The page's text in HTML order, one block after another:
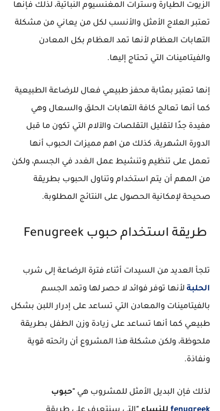
الزيوت الطيارة وسترات المغنسيوم النباتية، لذلك فإنها
تعتبر العلاج الأمثل والأنسب لكل من يعاني من مشكلة
التهابات العظام لأنها تمد العظام بكل المعادن
والفيتامينات التي تحتاج إليها.
إنها تعتبر بمثابة محفز طبيعي فعال للرضاعة الطبيعية
كما أنها تعالج كافة التهابات الحلق والسعال وهي
مفيدة جدًا لتقليل التقلصات والآلام التي تكون ما قبل
الدورة الشهرية، كذلك من اهم مميزات الحبوب أنها
تعمل على تنظيم وتنشيط عمل الغدد في الجسم، ولكن
من المهم أن يتم استخدام وتناول الحبوب بطريقة
صحيحة لإمكانية الحصول على النتائج المطلوبة.
طريقة استخدام حبوب Fenugreek
تلجأ العديد من السيدات أثناء فترة الرضاعة إلى شرب
الحلبة لأنها توفر فوائد لا حصر لها وتمد الجسم
بالفيتامينات والمعادن التي تساعد على إدرار اللبن بشكل
طبيعي كما أنها تساعد على زيادة وزن الطفل بطريقة
ملحوظة، ولكن مشكلة هذا المشروع أن رائحته قوية
ونفاذة.
لذلك فإن البديل الأمثل للمشروب هي "حبوب